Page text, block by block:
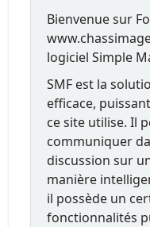
Bienvenue sur
logiciel Simple
SMF est la
efficace,
ce site utilise. Il
communiquer
discussion sur
manière
il possède un
fonctionnalités